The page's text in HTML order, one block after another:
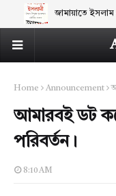
জামায়াতে
Home Announcement
আমারবই ডট
পরিবর্তন।
8:10 AM